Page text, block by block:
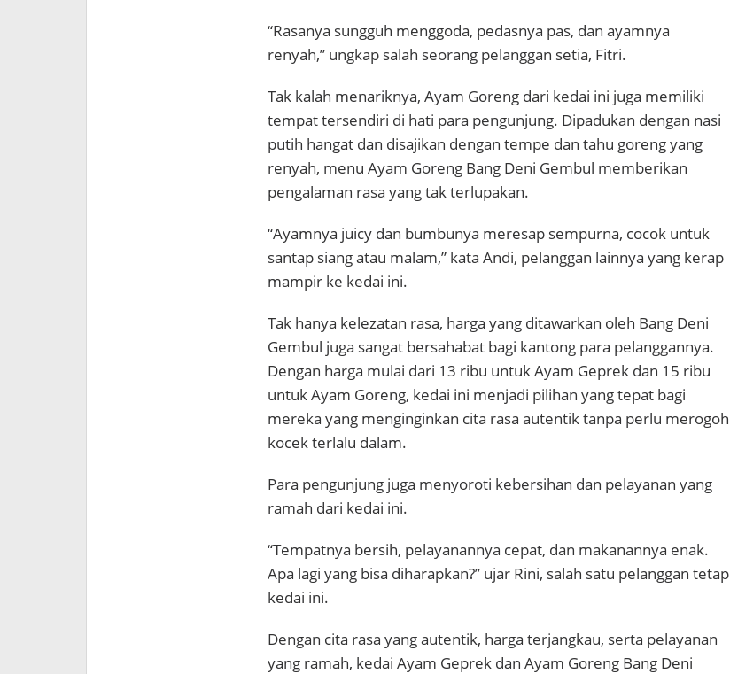
“Rasanya sungguh menggoda, pedasnya pas, dan ayamnya
renyah,” ungkap salah seorang pelanggan setia, Fitri.
Tak kalah menariknya, Ayam Goreng dari kedai ini juga memiliki
tempat tersendiri di hati para pengunjung. Dipadukan dengan nasi
putih hangat dan disajikan dengan tempe dan tahu goreng yang
renyah, menu Ayam Goreng Bang Deni Gembul memberikan
pengalaman rasa yang tak terlupakan.
“Ayamnya juicy dan bumbunya meresap sempurna, cocok untuk
santap siang atau malam,” kata Andi, pelanggan lainnya yang kerap
mampir ke kedai ini.
Tak hanya kelezatan rasa, harga yang ditawarkan oleh Bang Deni
Gembul juga sangat bersahabat bagi kantong para pelanggannya.
Dengan harga mulai dari 13 ribu untuk Ayam Geprek dan 15 ribu
untuk Ayam Goreng, kedai ini menjadi pilihan yang tepat bagi
mereka yang menginginkan cita rasa autentik tanpa perlu merogoh
kocek terlalu dalam.
Para pengunjung juga menyoroti kebersihan dan pelayanan yang
ramah dari kedai ini.
“Tempatnya bersih, pelayanannya cepat, dan makanannya enak.
Apa lagi yang bisa diharapkan?” ujar Rini, salah satu pelanggan tetap
kedai ini.
Dengan cita rasa yang autentik, harga terjangkau, serta pelayanan
yang ramah, kedai Ayam Geprek dan Ayam Goreng Bang Deni